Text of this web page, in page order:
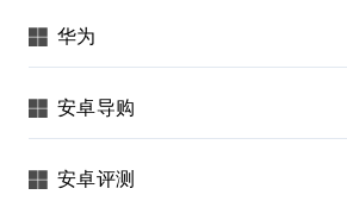
华为
安卓导购
安卓评测